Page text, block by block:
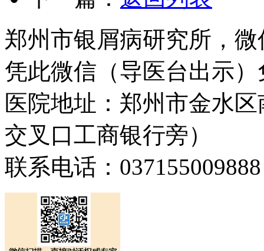
郑州市银屑病研究所，
凭此微信（导医台出示
医院地址：郑州市金水
交叉口工商银行旁）
联系电话：037155009888